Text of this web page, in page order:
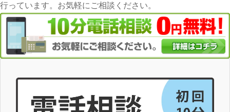
行っています。お気軽にご相談ください。